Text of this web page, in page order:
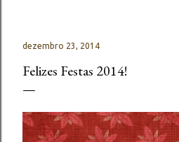
dezembro 23, 2014
Felizes Festas 2014!